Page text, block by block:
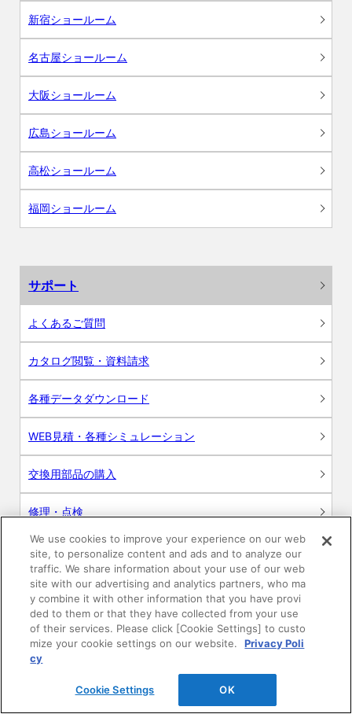
新宿ショールーム
名古屋ショールーム
大阪ショールーム
広島ショールーム
高松ショールーム
福岡ショールーム
サポート
よくあるご質問
カタログ閲覧・資料請求
各種データダウンロード
WEB見積・各種シミュレーション
交換用部品の購入
修理・点検
お問い合わせ
ログイン
建築・設計関係者様向けサイト
ユーザー登録サービス
WEB見積システム
We use cookies to improve your experience on our web
site, to personalize content and ads and to analyze our
traffic. We share information about your use of our web
site with our advertising and analytics partners, who ma
y combine it with other information that you have provi
ded to them or that they have collected from your use
of their services. Please click [Cookie Settings] to custo
mize your cookie settings on our website.
Privacy Poli
cy
Cookie Settings OK